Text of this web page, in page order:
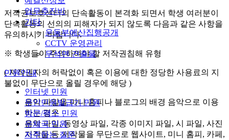
업무추진비
기타
운동부예산집행공개
CCTV 운영관리
무석면 건출물
민원안내
인터넷 민원
무인민원발급기 민원
방문/팩스 민원
우체국 민원
자주하는 질문
저작권보호센터의 단속활동이 본격화 되면서 학생 여러분이
단속활동의 선의의 피해자가 되지 않도록 다음과 같은 사항을
유의하시기 바랍니다.
※ 학생들이 주의하여야 할 저작권침해 유형
( 저작권자의 허락없이 혹은 이용에 대한 정당한 사용료의 지
불없이 무단으로 올릴 경우에 해당 )
음악 파일을 미니 홈피나 블로그의 배경 음악으로 이용
하는 경우
음악 파일, 동영상 파일, 각종 이미지 파일, 시 파일, 사진
저작물 등 저작물을 무단으로 웹사이트, 미니 홈피, 카페,